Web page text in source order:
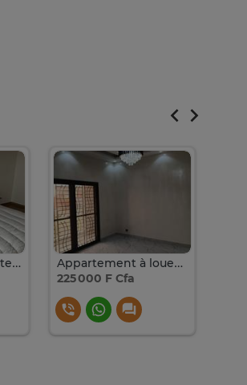
Ref_3421_GL Appartement meublé à louer aux Almadies
Appartement à louer aux Almadies 2
225 000 F Cfa